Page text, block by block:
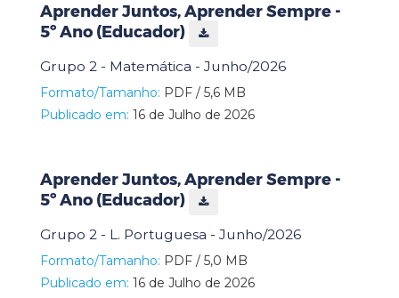
Aprender Juntos, Aprender Sempre -
5º Ano (Educador)
Grupo 2 - Matemática - Junho/2026
Formato/Tamanho: PDF / 5,6 MB
Publicado em: 16 de Julho de 2026
Aprender Juntos, Aprender Sempre -
5º Ano (Educador)
Grupo 2 - L. Portuguesa - Junho/2026
Formato/Tamanho: PDF / 5,0 MB
Publicado em: 16 de Julho de 2026